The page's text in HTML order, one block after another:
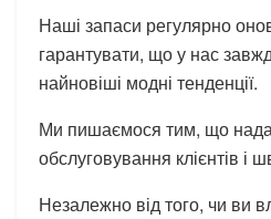
Наші запаси регулярно
гарантувати, що у нас
найновіші модні тенденції.
Ми пишаємося тим, що
обслуговування клієнтів і
Незалежно від того, чи ви